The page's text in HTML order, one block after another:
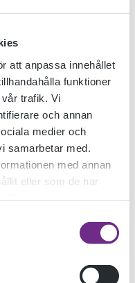
att anpassa innehållet
funktioner
trafik. Vi
och annan
medier och
samarbetar med.
med annan
eller som de har